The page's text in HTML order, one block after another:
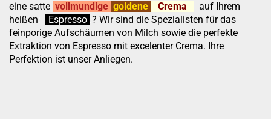
eine satte vollmundige goldene Crema
auf Ihrem
heißen
Espresso ? Wir sind die Spezialisten für das
feinporige Aufschäumen von Milch sowie die perfekte
Extraktion von Espresso mit excelenter Crema. Ihre
Perfektion ist unser Anliegen.